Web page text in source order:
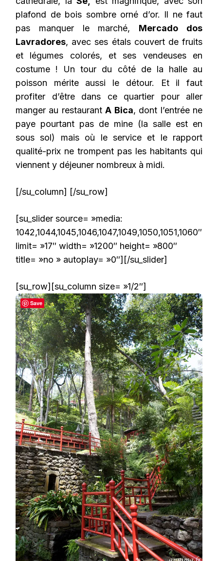
plafond de bois sombre orné d’or. Il ne faut
pas manquer le marché, Mercado dos
Lavradores, avec ses étals couvert de fruits
et légumes colorés, et ses vendeuses en
costume ! Un tour du côté de la halle au
poisson mérite aussi le détour. Et il faut
profiter d’être dans ce quartier pour aller
manger au restaurantA Bica, dont l’entrée ne
paye pourtant pas de mine (la salle est en
sous sol) mais où le service et le rapport
qualité-prix ne trompent pas les habitants qui
viennent y déjeuner nombreux à midi.
[/su_column] [/su_row]
[su_slider source= »media:
1042,1044,1045,1046,1047,1049,1050,1051,1060″
limit= »17″ width= »1200″ height= »800″
title= »no » autoplay= »0″][/su_slider]
[su_row][su_column size= »1/2″]
Save